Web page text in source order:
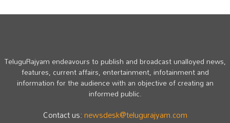
TeluguRajyam endeavours to publish and broadcast unalloyed news,
features, current affairs, entertainment, infotainment and
information for the audience with an objective of creating an
informed public.
Contact us:newsdesk@telugurajyam.com